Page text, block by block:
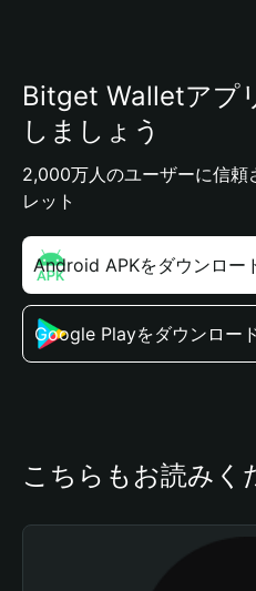
Bitget Walletアプ
しましょう
2,000万人のユーザーに信頼
レット
Android APKをダウンロー
Google Playをダウンロー
こちらもお読みく